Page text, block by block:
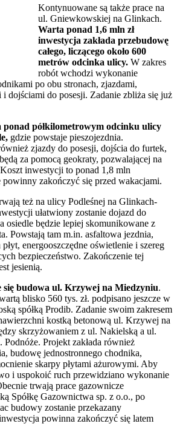
Kontynuowane są także prace na
ul. Gniewkowskiej na Glinkach.
Warta ponad 1,6 mln zł
inwestycja zakłada przebudowę
całego, liczącego około 600
metrów odcinka ulicy. W zakres
robót wchodzi wykonanie
po obu stronach, zjazdami,
dojściami do posesji. Zadanie zbliża się już
półkilometrowym odcinku ulicy
gdzie powstaje pieszojezdnia.
zjazdy do posesji, dojścia do furtek,
za pomocą geokraty, pozwalającej na
inwestycji to ponad 1,8 mln
powinny zakończyć się przed wakacjami.
też na ulicy Podleśnej na Glinkach-
ułatwiony zostanie dojazd do
osiedle będzie lepiej skomunikowane z
Powstają tam m.in. asfaltowa jezdnia,
energooszczędne oświetlenie i szereg
bezpieczeństwo. Zakończenie tej
jesienią.
się budowa ul. Krzywej na Miedzyniu.
blisko 560 tys. zł. podpisano jeszcze w
spółką Prodib. Zadanie swoim zakresem
kostką betonową ul. Krzywej na
skrzyżowaniem z ul. Nakielską a ul.
Podnóże. Projekt zakłada również
budowę jednostronnego chodnika,
skarpy płytami ażurowymi. Aby
i uspokoić ruch przewidziano wykonanie
trwają prace gazownicze
Spółkę Gazownictwa sp. z o.o., po
budowy zostanie przekazany
powinna zakończyć się latem